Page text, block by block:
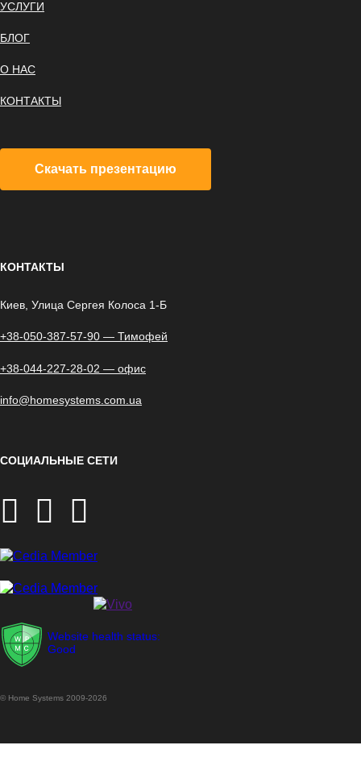
УСЛУГИ
БЛОГ
О НАС
КОНТАКТЫ
Скачать презентацию
КОНТАКТЫ
Киев, Улица Сергея Колоса 1-Б
+38-050-387-57-90 — Тимофей
+38-044-227-28-02 — офис
info@homesystems.com.ua
СОЦИАЛЬНЫЕ СЕТИ
Website health status:
Good
© Home Systems 2009-2026